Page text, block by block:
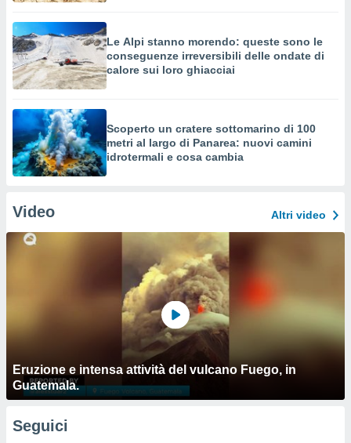
Le Alpi stanno morendo: queste sono le
conseguenze irreversibili delle ondate di
calore sui loro ghiacciai
Scoperto un cratere sottomarino di 100
metri al largo di Panarea: nuovi camini
idrotermali e cosa cambia
Video Altri video
Eruzione e intensa attività del vulcano Fuego, in
Guatemala.
Seguici